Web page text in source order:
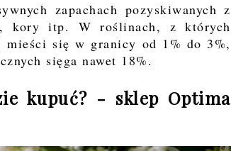
zapachach pozyskiwanych z
kory itp. W roślinach, z których
mieści się w granicy od 1% do 3%,
sięga nawet 18%.
kupuć? - sklep Optima